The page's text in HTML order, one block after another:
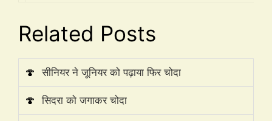
Related Posts
🍄 सीनियर ने जूनियर को पढ़ाया फिर चोदा
🍄 सिदरा को जगाकर चोदा